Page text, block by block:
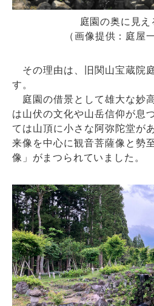
庭園の奥に見え
（画像提供：庭屋
その理由は、旧関山宝蔵院
す。
庭園の借景として雄大な妙
は山伏の文化や山岳信仰が息
ては山頂に小さな阿弥陀堂が
来像を中心に観音菩薩像と勢
像」がまつられていました。